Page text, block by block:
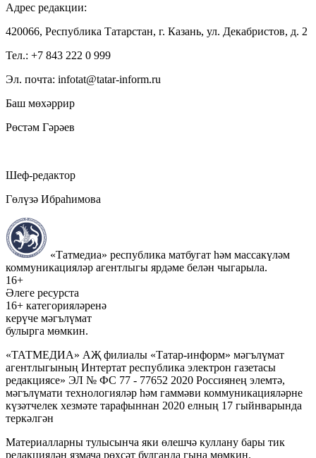
Адрес редакции:
420066, Республика Татарстан, г. Казань, ул. Декабристов, д. 2
Тел.: +7 843 222 0 999
Эл. почта: infotat@tatar-inform.ru
Баш мөхәррир
Рөстәм Гәрәев
Шеф-редактор
Гөлүзә Ибраһимова
«Татмедиа» республика матбугат һәм массакүләм
коммуникацияләр агентлыгы ярдәме белән чыгарыла.
16+
Әлеге ресурста
16+ категорияләренә
керүче мәгълүмат
булырга мөмкин.
«ТАТМЕДИА» АҖ филиалы «Татар-информ» мәгълүмат
агентлыгының Интертат республика электрон газетасы
редакциясе» ЭЛ № ФС 77 - 77652 2020 Россиянең элемтә,
мәгълүмати технологияләр һәм гаммәви коммуникацияләрне
күзәтчелек хезмәте тарафыннан 2020 елның 17 гыйнварында
теркәлгән
Материалларны тулысынча яки өлешчә куллану бары тик
редакциядән язмача рөхсәт булганда гына мөмкин.